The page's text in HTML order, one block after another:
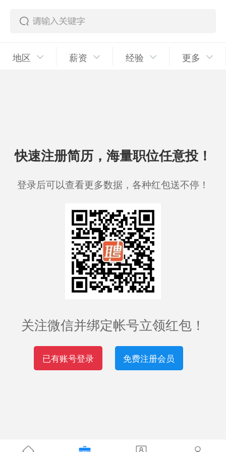
地区 薪资 经验 更多
快速注册简历，海量职位任意投！
登录后可以查看更多数据，各种红包送不停！
关注微信并绑定帐号立领红包！
已有账号登录 免费注册会员